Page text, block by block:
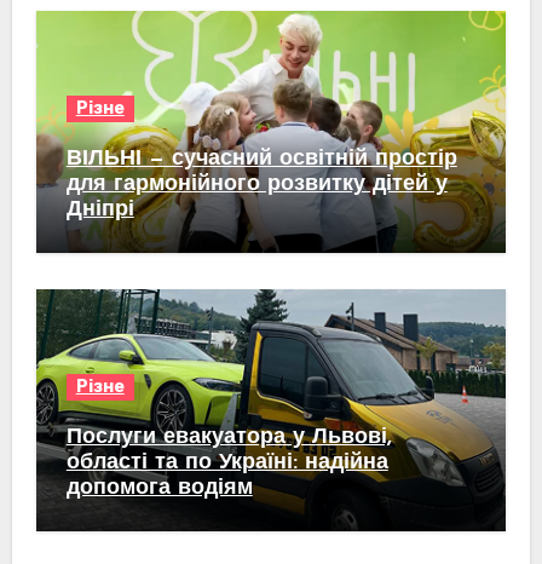
Різне
ВІЛЬНІ — сучасний освітній простір
для гармонійного розвитку дітей у
Дніпрі
Різне
Послуги евакуатора у Львові,
області та по Україні: надійна
допомога водіям